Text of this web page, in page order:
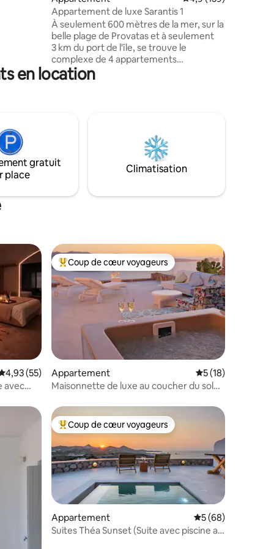
Appartement de luxe Sarantis 1
À seulement 600 mètres de la mer, sur la
belle plage de Provatas et à seulement
3 km du port de l'île, se trouve le
complexe de 4 appartements
(appartements indépendants) Sarantis.
Construit dans une ferme de 7 acres
Cuisine entièrement équipée, salle de
bains, climatisation, télévision à écran
plat, connexion Wi-Fi gratuite, véranda
en location
gratuit
place
Climatisation
: 5 sur 5
appréciés
moyenne sur la base de 55 commentaires : 4,93 sur 5
4,93 (55)
avec
Coups de cœur voyageurs les plus appréciés
Coup de cœur voyageurs
Appartement Évaluation
5 (18)
Maisonnette de luxe au coucher du soleil
Coups de cœur voyageurs les plus appréciés
Coup de cœur voyageurs
Appartement Évaluation
5 (68)
Suites Théa Sunset (Suite avec piscine au